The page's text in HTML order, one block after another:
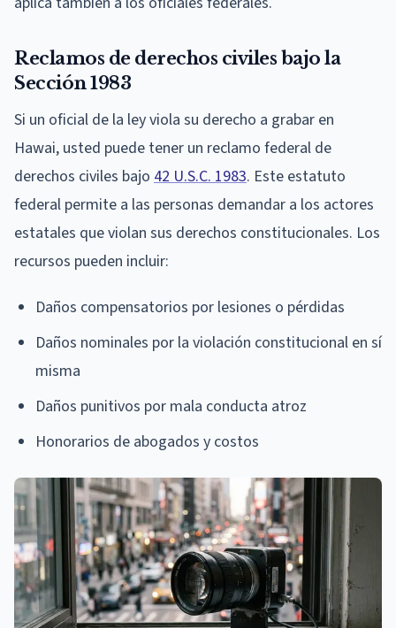
Reclamos de derechos civiles bajo la
Sección 1983
Si un oficial de la ley viola su derecho a grabar en
Hawai, usted puede tener un reclamo federal de
derechos civiles bajo 42 U.S.C. 1983. Este estatuto
federal permite a las personas demandar a los actores
estatales que violan sus derechos constitucionales. Los
recursos pueden incluir:
Daños compensatorios por lesiones o pérdidas
Daños nominales por la violación constitucional en sí
misma
Daños punitivos por mala conducta atroz
Honorarios de abogados y costos